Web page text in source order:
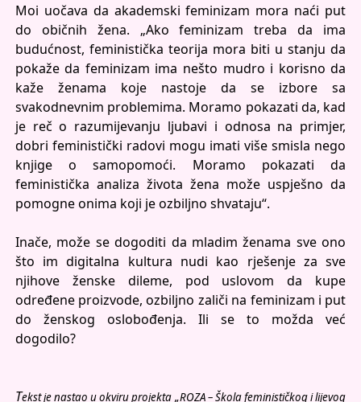
Moi uočava da akademski feminizam mora naći put
do običnih žena. „Ako feminizam treba da ima
budućnost, feministička teorija mora biti u stanju da
pokaže da feminizam ima nešto mudro i korisno da
kaže ženama koje nastoje da se izbore sa
svakodnevnim problemima. Moramo pokazati da, kad
je reč o razumijevanju ljubavi i odnosa na primjer,
dobri feministički radovi mogu imati više smisla nego
knjige o samopomoći. Moramo pokazati da
feministička analiza života žena može uspješno da
pomogne onima koji je ozbiljno shvataju“.
Inače, može se dogoditi da mladim ženama sve ono
što im digitalna kultura nudi kao rješenje za sve
njihove ženske dileme, pod uslovom da kupe
određene proizvode, ozbiljno zaliči na feminizam i put
do ženskog oslobođenja. Ili se to možda već
dogodilo?
Tekst je nastao u okviru projekta „ROZA – Škola feminističkog i lijevog